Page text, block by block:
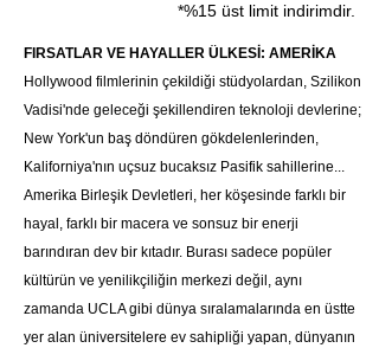
*%15 üst limit indirimdir.
FIRSATLAR VE HAYALLER ÜLKESİ: AMERİKA
Hollywood filmlerinin çekildiği stüdyolardan, Szilikon
Vadisi'nde geleceği şekillendiren teknoloji devlerine;
New York'un baş döndüren gökdelenlerinden,
Kaliforniya'nın uçsuz bucaksız Pasifik sahillerine...
Amerika Birleşik Devletleri, her köşesinde farklı bir
hayal, farklı bir macera ve sonsuz bir enerji
barındıran dev bir kıtadır. Burası sadece popüler
kültürün ve yenilikçiliğin merkezi değil, aynı
zamanda UCLA gibi dünya sıralamalarında en üstte
yer alan üniversitelere ev sahipliği yapan, dünyanın